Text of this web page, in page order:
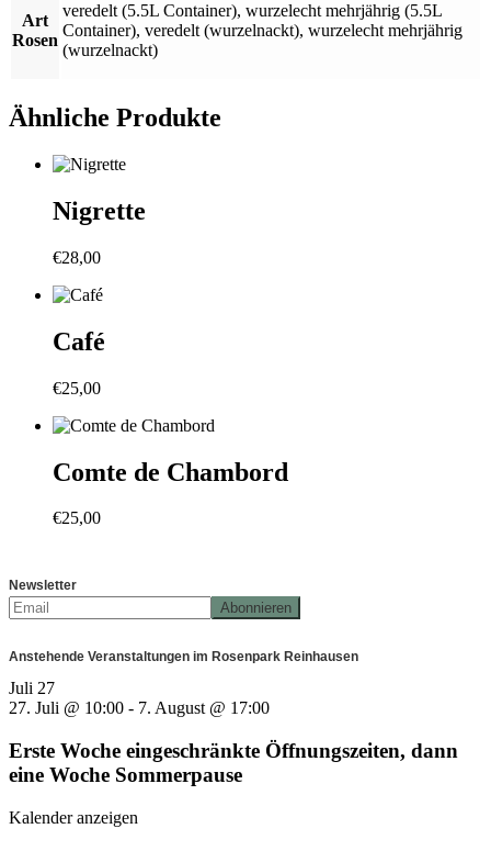
Art
Rosen
veredelt (5.5L Container), wurzelecht mehrjährig (5.5L
Container), veredelt (wurzelnackt), wurzelecht mehrjährig
(wurzelnackt)
Ähnliche Produkte
Nigrette
€28,00
Café
€25,00
Comte de Chambord
€25,00
Newsletter
Anstehende Veranstaltungen im Rosenpark Reinhausen
Juli 27
27. Juli @ 10:00 - 7. August @ 17:00
Erste Woche eingeschränkte Öffnungszeiten, dann
eine Woche Sommerpause
Kalender anzeigen